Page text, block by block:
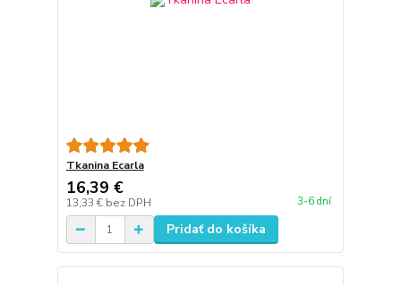
Tkanina Ecarla
16,39 €
13,33 € bez DPH 3-6 dní
Pridať do košíka